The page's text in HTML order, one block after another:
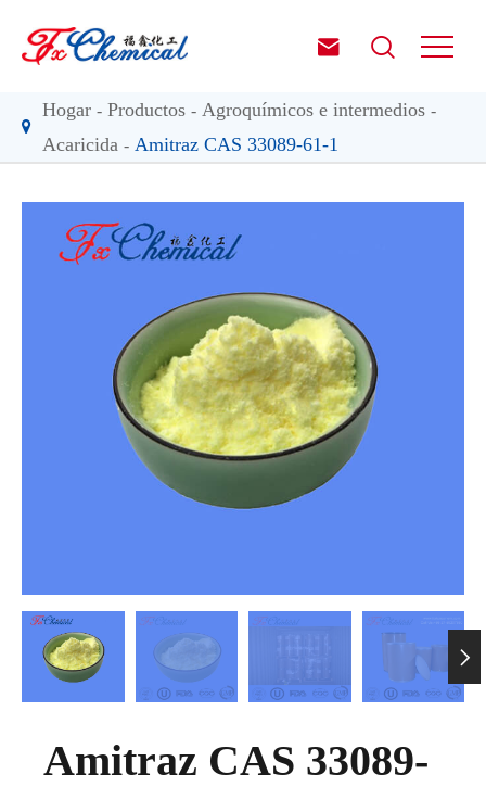
 
Hogar Productos
Agroquímicos e intermedios
Acaricida
Amitraz CAS 33089-61-1

Amitraz CAS 33089-